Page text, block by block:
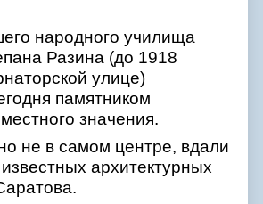
народного училища
Разина (до 1918
улице)
памятником
значения.
не в самом центре, вдали
архитектурных